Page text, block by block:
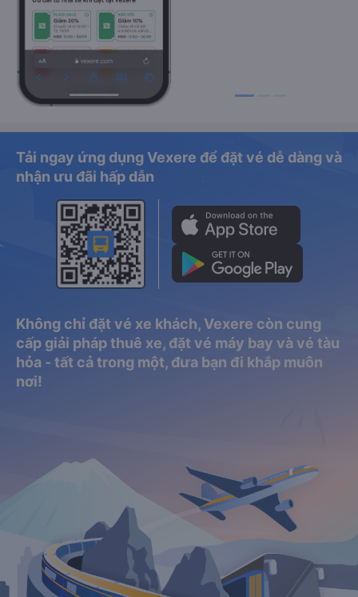
Tải ngay ứng dụng Vexere để đặt vé dễ dàng và
nhận ưu đãi hấp dẫn
Không chỉ đặt vé xe khách, Vexere còn cung
cấp giải pháp thuê xe, đặt vé máy bay và vé tàu
hỏa - tất cả trong một, đưa bạn đi khắp muôn
nơi!